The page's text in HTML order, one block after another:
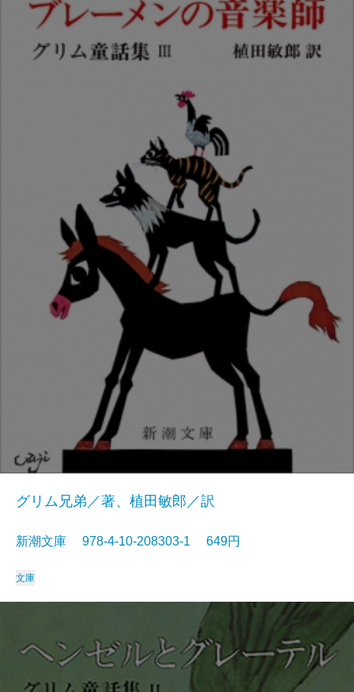
グリム兄弟／著、植田敏郎／訳
新潮文庫 978-4-10-208303-1 649円
文庫